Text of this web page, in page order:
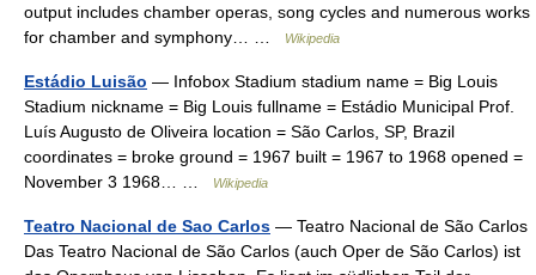
output includes chamber operas, song cycles and numerous works
for chamber and symphony… …
Wikipedia
Estádio Luisão — Infobox Stadium stadium name = Big Louis
Stadium nickname = Big Louis fullname = Estádio Municipal Prof.
Luís Augusto de Oliveira location = São Carlos, SP, Brazil
coordinates = broke ground = 1967 built = 1967 to 1968 opened =
November 3 1968… …
Wikipedia
Teatro Nacional de Sao Carlos — Teatro Nacional de São Carlos
Das Teatro Nacional de São Carlos (auch Oper de São Carlos) ist